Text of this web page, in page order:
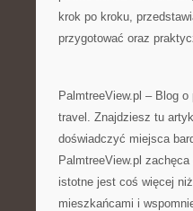
krok po kroku,
przygotować oraz
PalmtreeView.pl – Blog
travel. Znajdziesz tu
doświadczyć miejsca
PalmtreeView.pl
istotne jest coś więcej
mieszkańcami i